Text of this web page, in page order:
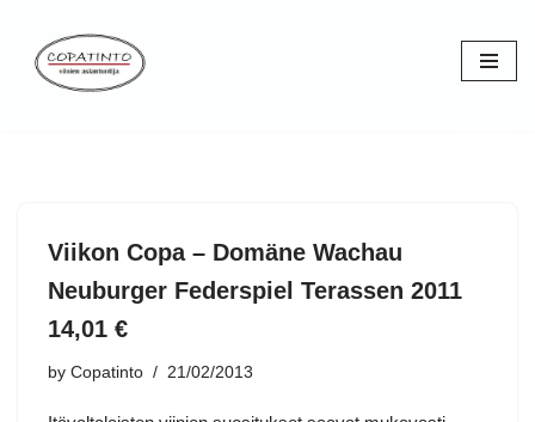
Skip
Viikon Copa – Domäne Wachau
Neuburger Federspiel Terassen 2011
14,01 €
by Copatinto 21/02/2013